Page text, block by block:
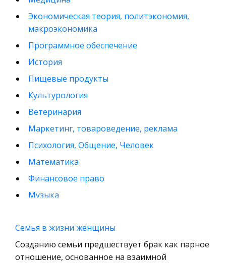
Экономическая теория, политэкономия,
макроэкономика
Программное обеспечение
История
Пищевые продукты
Культурология
Ветеринария
Маркетинг, товароведение, реклама
Психология, Общение, Человек
Математика
Финансовое право
Музыка
кредитные отношения
Конституционное (государственное) право
зарубежных стран
Семья в жизни женщины
Созданию семьи предшествует брак как парное
отношение, основанное на взаимной